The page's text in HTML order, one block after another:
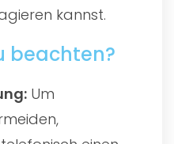
kannst.
beachten?
Um